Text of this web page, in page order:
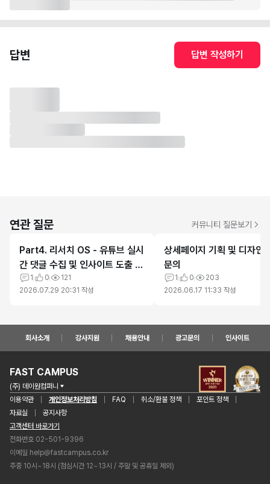
답변 답변 작성하기
연관 질문 커뮤니티 질문보기
Part4. 리서치 OS - 유튜브 실시
간 댓글 수집 및 인사이트 도출 실
습 관련
1 0
121
2026.07.29 20:31 작성
상세페이지 기획 및 디자인
문의
1 0
203
2026.06.17 11:33 작성
회사소개 강사지원 채용안내 광고문의 인사이트
FAST CAMPUS
(주) 데이원컴퍼니
이용약관
개인정보처리방침 FAQ 취소/환불 정책
포인트 정책
자료실
공지사항
고객센터 바로가기
전화번호 02-501-9396
이메일 help@fastcampus.co.kr
주중 10시~18시 (점심시간 12~13시 / 주말 및 공휴일 제외)